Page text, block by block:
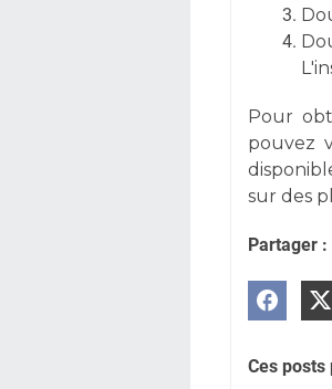
Pour
pouvez
sur des
Partager :
Ces